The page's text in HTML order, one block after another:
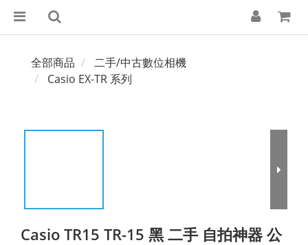
全部商品
二手/中古數位相機
Casio EX-TR 系列
Casio TR15 TR-15 黑 二手 自拍神器 公